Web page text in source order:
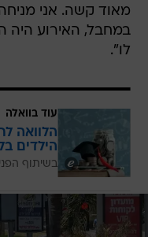
לו".
הלוואה
הילדים